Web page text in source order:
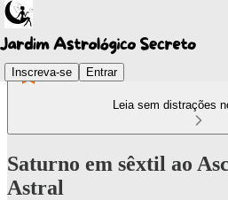
Inscreva-se Entrar
Leia sem distrações
Saturno em sêxtil ao
Astral